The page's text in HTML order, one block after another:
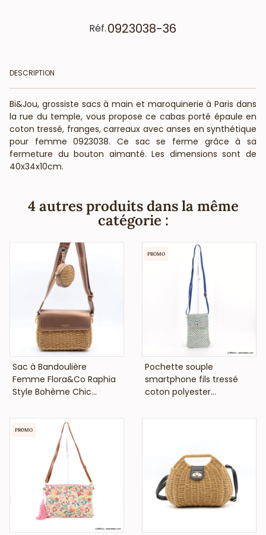
Réf.0923038-36
DESCRIPTION
Bi&Jou, grossiste sacs à main et maroquinerie à Paris dans
la rue du temple, vous propose ce cabas porté épaule en
coton tressé, franges, carreaux avec anses en synthétique
pour femme 0923038. Ce sac se ferme grâce à sa
fermeture du bouton aimanté. Les dimensions sont de
40x34x10cm.
4 autres produits dans la même
catégorie :
VOIR LE PRIX
Sac à Bandoulière
Femme Flora&Co Raphia
Style Bohème Chic...
VOIR LE PRIX
Pochette souple
smartphone fils tressé
coton polyester...
PROMO
PROMO